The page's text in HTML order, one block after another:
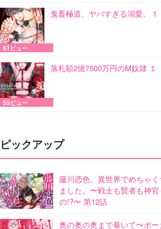
鬼畜極道、ヤバすぎる溺愛。 1
61ビュー
落札額2億7500万円のM奴隷 １
55ビュー
ピックアップ
藤川恋色、異世界でめちゃ
ました。〜戦士も賢者も神
の!?〜 第12話
奥の奥の奥まで暴いて〜ポ